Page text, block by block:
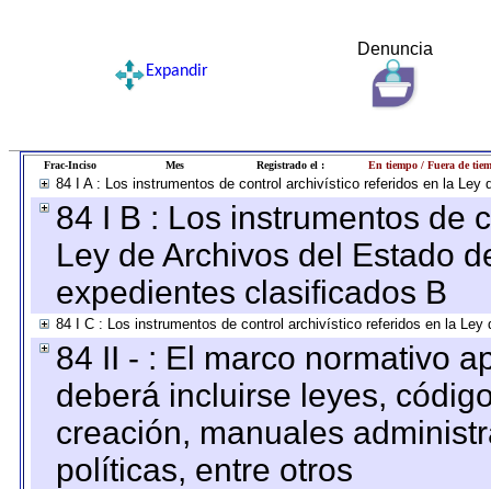
Denuncia
Expandir
Frac-Inciso Mes Registrado el : En tiempo / Fuera de
84 I A : Los instrumentos de control archivístico referidos en la
84 I B : Los instrumentos de
Ley de Archivos del Estado
expedientes clasificados B
84 I C : Los instrumentos de control archivístico referidos en la
84 II - : El marco normativo
deberá incluirse leyes,
creación, manuales
políticas, entre otros